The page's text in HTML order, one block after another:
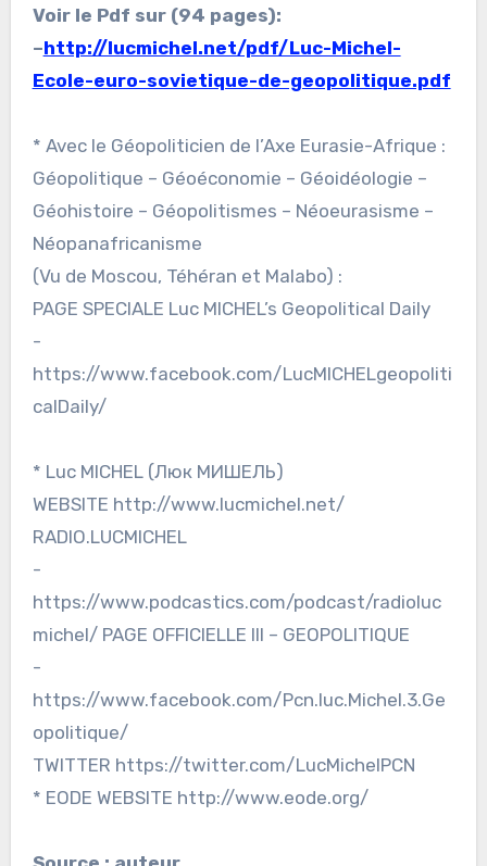
Voir le Pdf sur (94 pages):
–http://lucmichel.net/pdf/Luc-Michel-
Ecole-euro-sovietique-de-geopolitique.pdf
* Avec le Géopoliticien de l’Axe Eurasie-Afrique :
Géopolitique – Géoéconomie – Géoidéologie –
Géohistoire – Géopolitismes – Néoeurasisme –
Néopanafricanisme
(Vu de Moscou, Téhéran et Malabo) :
PAGE SPECIALE Luc MICHEL’s Geopolitical Daily
-
https://www.facebook.com/LucMICHELgeopoliti
calDaily/
* Luc MICHEL (Люк МИШЕЛЬ)
WEBSITE http://www.lucmichel.net/
RADIO.LUCMICHEL
-
https://www.podcastics.com/podcast/radioluc
michel/ PAGE OFFICIELLE III – GEOPOLITIQUE
-
https://www.facebook.com/Pcn.luc.Michel.3.Ge
opolitique/
TWITTER https://twitter.com/LucMichelPCN
* EODE WEBSITE http://www.eode.org/